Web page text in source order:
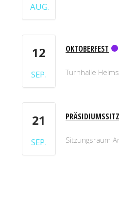
AUG.
12
SEP.
OKTOBERFEST
Turnhalle
21
SEP. Sitzungsraum